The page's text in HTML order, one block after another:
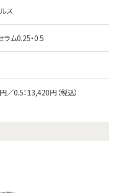
ス
ラム0.25・0.5
／0.5：13,420円（税込）